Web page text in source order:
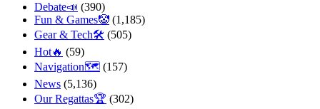
Debate📣 (390)
Fun & Games🤡 (1,185)
Gear & Tech🛠 (505)
Hot🔥 (59)
Navigation🗺 (157)
News (5,136)
Our Regattas🏆 (302)